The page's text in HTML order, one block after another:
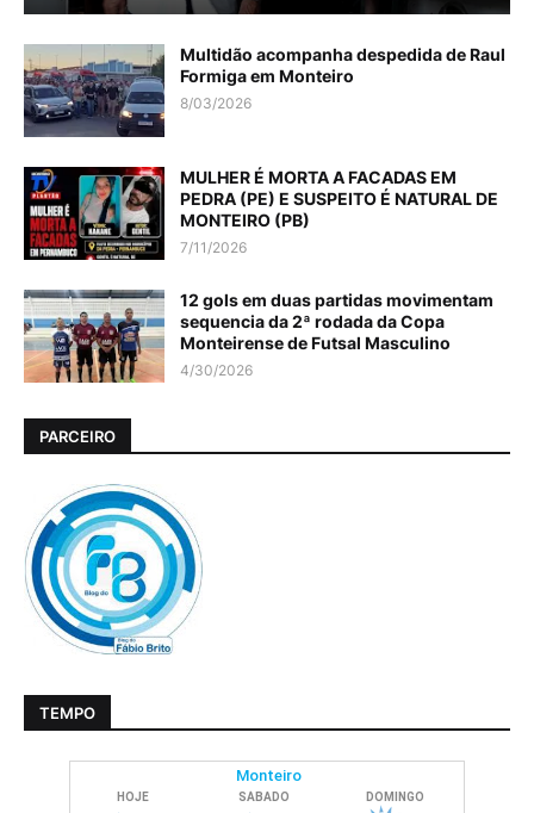
Multidão acompanha despedida de Raul
Formiga em Monteiro
8/03/2026
MULHER É MORTA A FACADAS EM
PEDRA (PE) E SUSPEITO É NATURAL DE
MONTEIRO (PB)
7/11/2026
12 gols em duas partidas movimentam
sequencia da 2ª rodada da Copa
Monteirense de Futsal Masculino
4/30/2026
PARCEIRO
TEMPO